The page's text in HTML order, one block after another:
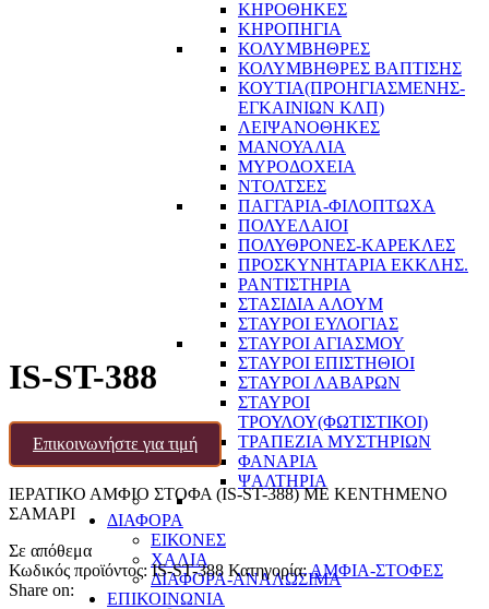
ΚΗΡΟΘΗΚΕΣ
ΚΗΡΟΠΗΓΙΑ
ΚΟΛΥΜΒΗΘΡΕΣ
ΚΟΛΥΜΒΗΘΡΕΣ ΒΑΠΤΙΣΗΣ
ΚΟΥΤΙΑ(ΠΡΟΗΓΙΑΣΜΕΝΗΣ-
ΕΓΚΑΙΝΙΩΝ ΚΛΠ)
ΛΕΙΨΑΝΟΘΗΚΕΣ
ΜΑΝΟΥΑΛΙΑ
ΜΥΡΟΔΟΧΕΙΑ
ΝΤΟΛΤΣΕΣ
ΠΑΓΓΑΡΙΑ-ΦΙΛΟΠΤΩΧΑ
ΠΟΛΥΕΛΑΙΟΙ
ΠΟΛΥΘΡΟΝΕΣ-ΚΑΡΕΚΛΕΣ
ΠΡΟΣΚΥΝΗΤΑΡΙΑ ΕΚΚΛΗΣ.
ΡΑΝΤΙΣΤΗΡΙΑ
ΣΤΑΣΙΔΙΑ ΑΛΟΥΜ
ΣΤΑΥΡΟΙ ΕΥΛΟΓΙΑΣ
ΣΤΑΥΡΟΙ ΑΓΙΑΣΜΟΥ
ΣΤΑΥΡΟΙ ΕΠΙΣΤΗΘΙΟΙ
ΣΤΑΥΡΟΙ ΛΑΒΑΡΩΝ
ΣΤΑΥΡΟΙ
ΤΡΟΥΛΟΥ(ΦΩΤΙΣΤΙΚΟΙ)
ΤΡΑΠΕΖΙΑ ΜΥΣΤΗΡΙΩΝ
ΦΑΝΑΡΙΑ
ΨΑΛΤΗΡΙΑ
ΔΙΑΦΟΡΑ
ΕΙΚΟΝΕΣ
ΧΑΛΙΑ
ΔΙΑΦΟΡΑ-ΑΝΑΛΩΣΙΜΑ
ΕΠΙΚΟΙΝΩΝΙΑ
IS-ST-388
Επικοινωνήστε για τιμή
ΙΕΡΑΤΙΚΟ ΑΜΦΙΟ ΣΤΟΦΑ (IS-ST-388) ΜΕ ΚΕΝΤΗΜΕΝΟ
ΣΑΜΑΡΙ
Σε απόθεμα
Κωδικός προϊόντος:IS-ST-388 Κατηγορία:ΑΜΦΙΑ-ΣΤΟΦΕΣ
Share on: